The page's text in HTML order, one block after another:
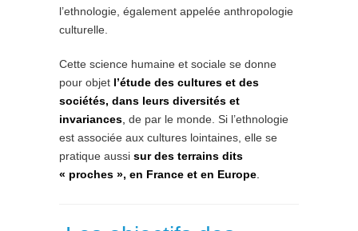
l’ethnologie, également appelée anthropologie
culturelle.
Cette science humaine et sociale se donne
pour objet l’étude des cultures et des
sociétés, dans leurs diversités et
invariances de par le monde. Si l’ethnologie
est associée aux cultures lointaines, elle se
pratique aussi sur des terrains dits
« proches », en France et en Europe